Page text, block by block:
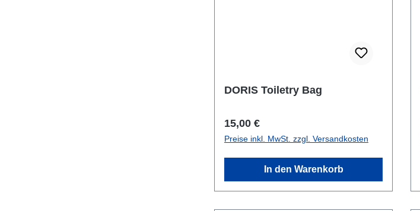
DORIS Toiletry Bag
Regulärer Preis:
15,00 €
Preise inkl. MwSt. zzgl. Versandkosten
In den Warenkorb